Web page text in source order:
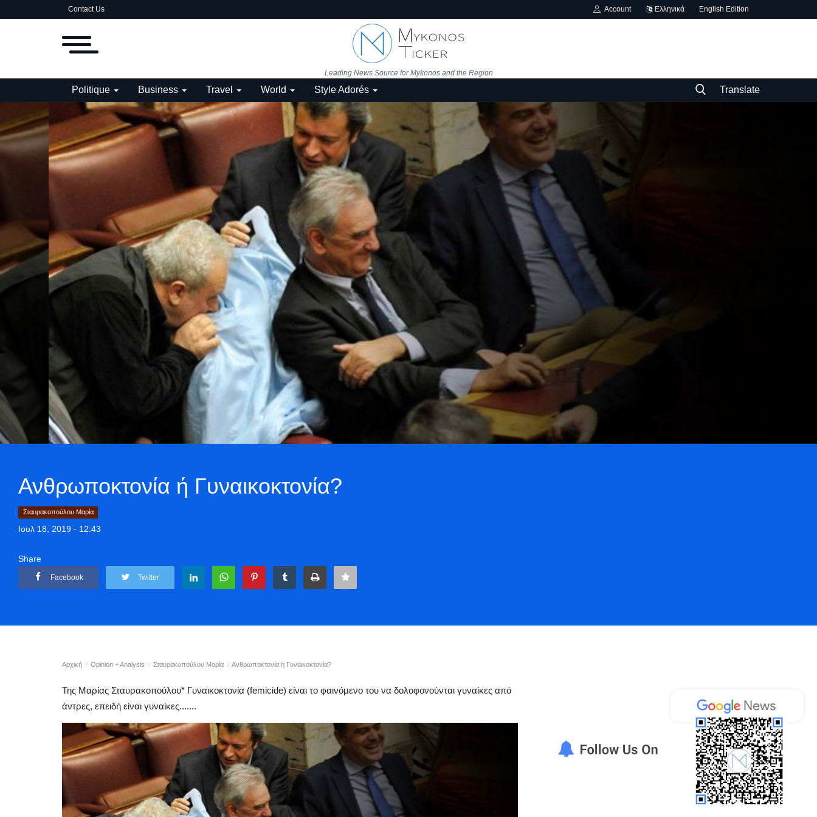
Contact Us Account Ελληνικά English Edition
Leading News Source for Mykonos and the Region
Politique Business Travel World Style Adorés Translate
Ανθρωποκτονία ή Γυναικοκτονία?
Σταυρακοπούλου Μαρία
Ιουλ 18, 2019 - 12:43
Share
Facebook Twitter
Αρχική Opinion + Analysis Σταυρακοπούλου Μαρία Ανθρωποκτονία ή Γυναικοκτονία?
Της Μαρίας Σταυρακοπούλου* Γυναικοκτονία (femicide) είναι το φαινόμενο του να δολοφονούνται γυναίκες από
άντρες, επειδή είναι γυναίκες.......